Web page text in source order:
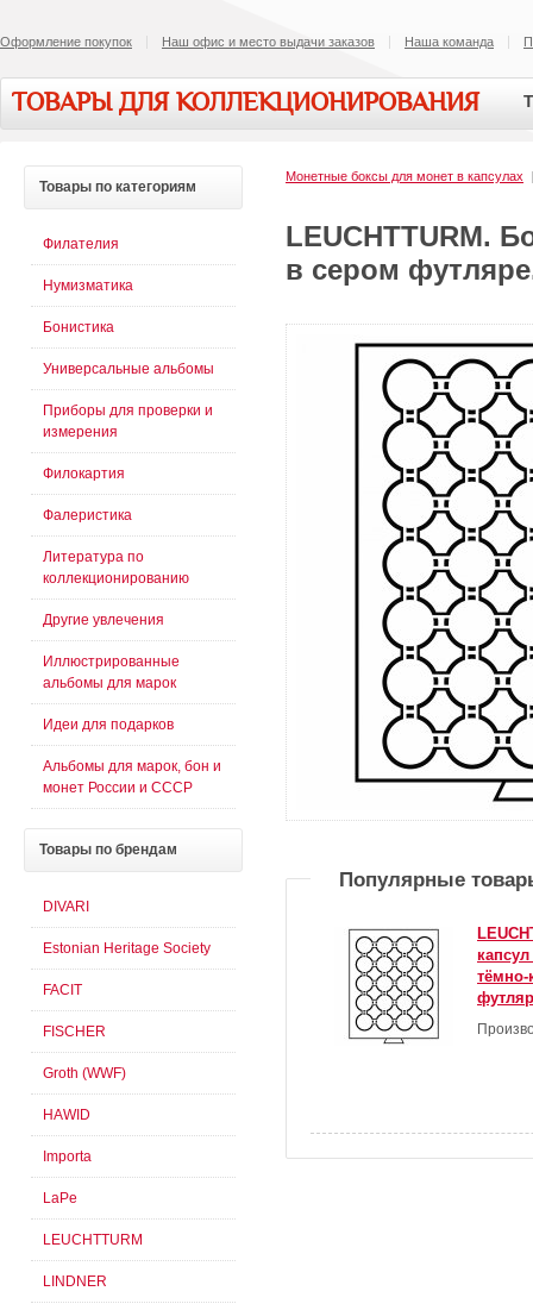
Оформление покупок Наш офис и место выдачи заказов Наша команда
ТОВАРЫ ДЛЯ КОЛЛЕКЦИОНИРОВАНИЯ
Монетные боксы для монет в капсулах
LEUCHTTURM.
в сером
Популярные
Товары по категориям
Филателия
Нумизматика
Бонистика
Универсальные альбомы
Приборы для проверки и
измерения
Филокартия
Фалеристика
Литература по
коллекционированию
Другие увлечения
Иллюстрированные
альбомы для марок
Идеи для подарков
Альбомы для марок, бон и
монет России и СССР
Товары по брендам
DIVARI
Estonian Heritage Society
FACIT
FISCHER
Groth (WWF)
HAWID
Importa
LaPe
LEUCHTTURM
LINDNER